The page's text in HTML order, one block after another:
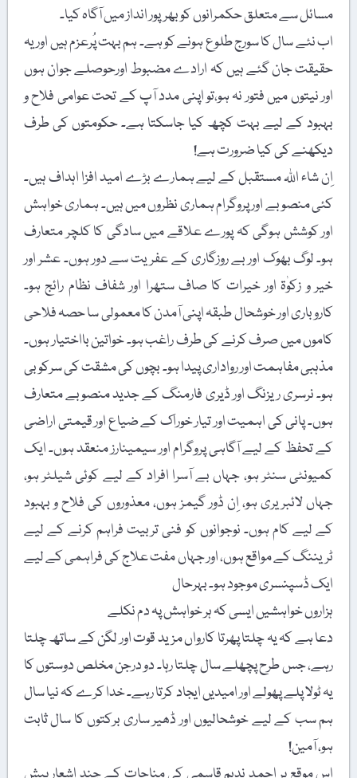
مسائل سے متعلق حکمرانوں کو بھرپور انداز میں آگاہ کیا۔
اب نئے سال کا سورج طلوع ہونے کو ہے۔ ہم بہت پُرعزم ہیں اور یہ
حقیقت جان گئے ہیں کہ ارادے مضبوط اورحوصلے جوان ہوں
اور نیتوں میں فتور نہ ہو،تو اپنی مدد آپ کے تحت عوامی فلاح و
بہبود کے لیے بہت کچھ کیا جاسکتا ہے۔ حکومتوں کی طرف
دیکھنے کی کیا ضرورت ہے!
اِن شاء اللہ مستقبل کے لیے ہمارے بڑے امید افزا اہداف ہیں۔
کئی منصوبے اور پروگرام ہماری نظروں میں ہیں۔ ہماری خواہش
اور کوشش ہوگی کہ پورے علاقے میں سادگی کا کلچر متعارف
ہو۔ لوگ بھوک اور بے روزگاری کے عفریت سے دور ہوں۔ عشر اور
خیر و زکوٰۃ اور خیرات کا صاف ستھرا اور شفاف نظام رائج ہو۔
کاروباری اور خوشحال طبقہ اپنی آمدن کا معمولی سا حصہ فلاحی
کاموں میں صرف کرنے کی طرف راغب ہو۔ خواتین بااختیار ہوں۔
مذہبی مفاہمت اور رواداری پیدا ہو۔ بچوں کی مشقت کی سرکوبی
ہو۔ نرسری ریزنگ اور ڈیری فارمنگ کے جدید منصوبے متعارف
ہوں۔ پانی کی اہمیت اور تیار خوراک کے ضیاع اور قیمتی اراضی
کے تحفظ کے لیے آگاہی پروگرام اور سیمینارز منعقد ہوں۔ ایک
کمیونٹی سنٹر ہو، جہاں بے آسرا افراد کے لیے کوئی شیلٹر ہو،
جہاں لائبریری ہو، اِن ڈور گیمز ہوں، معذوروں کی فلاح و بہبود
کے لیے کام ہوں۔ نوجوانوں کو فنی تربیت فراہم کرنے کے لیے
ٹریننگ کے مواقع ہوں، اور جہاں مفت علاج کی فراہمی کے لیے
ایک ڈسپنسری موجود ہو۔ بہرحال
ہزاروں خواہشیں ایسی کہ ہر خواہش پہ دم نکلے
دعا ہے کہ یہ چلتا پھرتا کارواں مزید قوت اور لگن کے ساتھ چلتا
رہے، جس طرح پچھلے سال چلتا رہا۔ دو درجن مخلص دوستوں کا
یہ ٹولا پلے پھولے اور امیدیں ایجاد کرتا رہے۔ خدا کرے کہ نیا سال
ہم سب کے لیے خوشحالیوں اور ڈھیر ساری برکتوں کا سال ثابت
ہو، آمین!